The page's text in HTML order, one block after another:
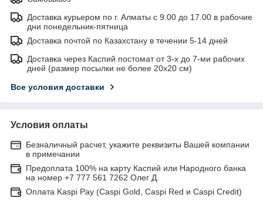
Доставка курьером по г. Алматы с 9.00 до 17.00 в рабочие
дни понедельник-пятница
Доставка почтой по Казахстану в течении 5-14 дней
Доставка через Каспий постомат от 3-х до 7-ми рабочих
дней (размер посылки не более 20х20 см)
Все условия доставки
Условия оплаты
Безналичный расчет, укажите реквизиты Вашей компании
в примечании
Предоплата 100% на карту Каспий или Народного банка
на номер +7 777 561 7262 Олег Д.
Оплата Kaspi Pay (Caspi Gold, Caspi Red и Caspi Credit)